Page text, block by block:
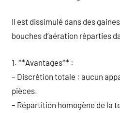
Il est dissimulé dans des
bouches d’aération réparties
1. **Avantages** :
– Discrétion totale : aucun
pièces.
– Répartition homogène de la